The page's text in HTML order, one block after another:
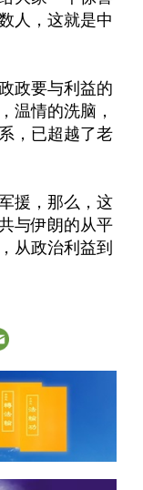
人，这就是中
政要与利益的
温情的洗脑，
，已超越了老
援，那么，这
与伊朗的从平
从政治利益到